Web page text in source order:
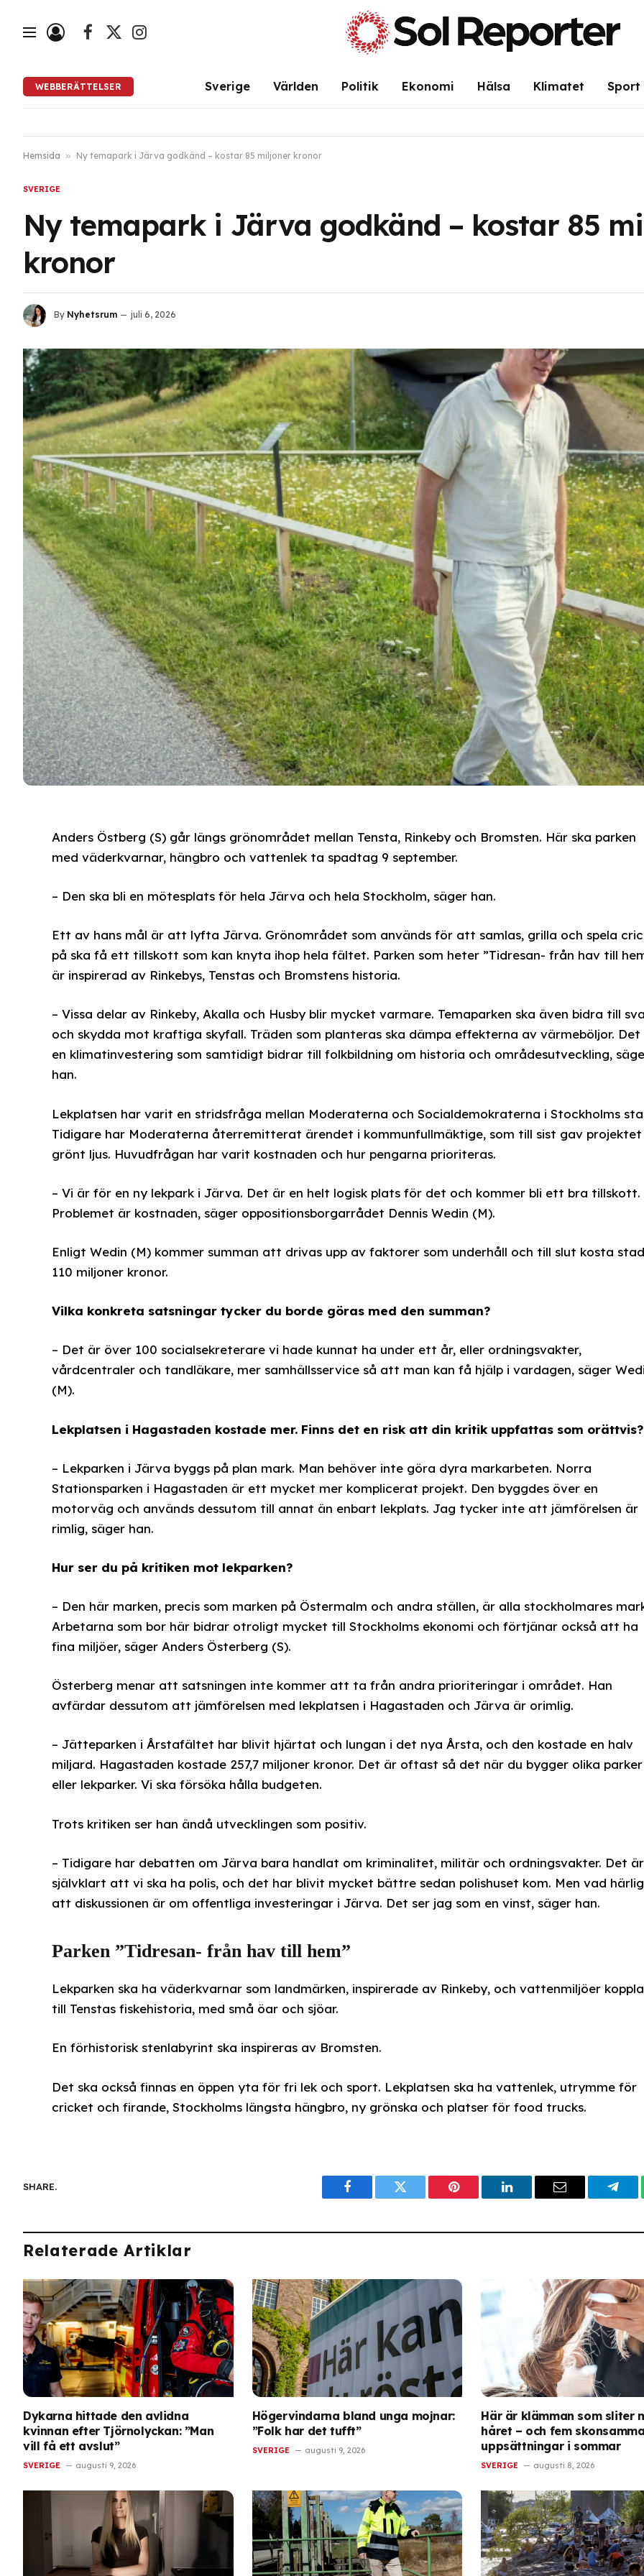
Facebook
X
Instagram
WEBBERÄTTELSER Sverige Världen Politik Ekonomi Hälsa Klimatet Sport
Hemsida » Ny temapark i Järva godkänd – kostar 85 miljoner kronor
SVERIGE
Ny temapark i Järva godkänd – kostar 85
kronor
By Nyhetsrum juli 6, 2026
Anders Östberg (S) går längs grönområdet mellan Tensta, Rinkeby och Bromsten. Här ska parken
med väderkvarnar, hängbro och vattenlek ta spadtag 9 september.
– Den ska bli en mötesplats för hela Järva och hela Stockholm, säger han.
Ett av hans mål är att lyfta Järva. Grönområdet som används för att samlas, grilla och spela
på ska få ett tillskott som kan knyta ihop hela fältet. Parken som heter ”Tidresan- från hav till
är inspirerad av Rinkebys, Tenstas och Bromstens historia.
– Vissa delar av Rinkeby, Akalla och Husby blir mycket varmare. Temaparken ska även bidra till
och skydda mot kraftiga skyfall. Träden som planteras ska dämpa effekterna av värmeböljor. Det
en klimatinvestering som samtidigt bidrar till folkbildning om historia och områdesutveckling,
han.
Lekplatsen har varit en stridsfråga mellan Moderaterna och Socialdemokraterna i Stockholms
Tidigare har Moderaterna återremitterat ärendet i kommunfullmäktige, som till sist gav projektet
grönt ljus. Huvudfrågan har varit kostnaden och hur pengarna prioriteras.
– Vi är för en ny lekpark i Järva. Det är en helt logisk plats för det och kommer bli ett bra tillskott.
Problemet är kostnaden, säger oppositionsborgarrådet Dennis Wedin (M).
Enligt Wedin (M) kommer summan att drivas upp av faktorer som underhåll och till slut kosta
110 miljoner kronor.
Vilka konkreta satsningar tycker du borde göras med den summan?
– Det är över 100 socialsekreterare vi hade kunnat ha under ett år, eller ordningsvakter,
vårdcentraler och tandläkare, mer samhällsservice så att man kan få hjälp i vardagen, säger
(M).
Lekplatsen i Hagastaden kostade mer. Finns det en risk att din kritik uppfattas som orättvis?
– Lekparken i Järva byggs på plan mark. Man behöver inte göra dyra markarbeten. Norra
Stationsparken i Hagastaden är ett mycket mer komplicerat projekt. Den byggdes över en
motorväg och används dessutom till annat än enbart lekplats. Jag tycker inte att jämförelsen är
rimlig, säger han.
Hur ser du på kritiken mot lekparken?
– Den här marken, precis som marken på Östermalm och andra ställen, är alla stockholmares
Arbetarna som bor här bidrar otroligt mycket till Stockholms ekonomi och förtjänar också att ha
fina miljöer, säger Anders Österberg (S).
Österberg menar att satsningen inte kommer att ta från andra prioriteringar i området. Han
avfärdar dessutom att jämförelsen med lekplatsen i Hagastaden och Järva är orimlig.
– Jätteparken i Årstafältet har blivit hjärtat och lungan i det nya Årsta, och den kostade en halv
miljard. Hagastaden kostade 257,7 miljoner kronor. Det är oftast så det när du bygger olika parker
eller lekparker. Vi ska försöka hålla budgeten.
Trots kritiken ser han ändå utvecklingen som positiv.
– Tidigare har debatten om Järva bara handlat om kriminalitet, militär och ordningsvakter. Det är
självklart att vi ska ha polis, och det har blivit mycket bättre sedan polishuset kom. Men vad
att diskussionen är om offentliga investeringar i Järva. Det ser jag som en vinst, säger han.
Parken ”Tidresan- från hav till hem”
Lekparken ska ha väderkvarnar som landmärken, inspirerade av Rinkeby, och vattenmiljöer
till Tenstas fiskehistoria, med små öar och sjöar.
En förhistorisk stenlabyrint ska inspireras av Bromsten.
Det ska också finnas en öppen yta för fri lek och sport. Lekplatsen ska ha vattenlek, utrymme för
cricket och firande, Stockholms längsta hängbro, ny grönska och platser för food trucks.
SHARE.
FacebookTwitter PinterestLinkedInEmail
Relaterade Artiklar
Dykarna hittade den avlidna
kvinnan efter Tjörnolyckan: ”Man
vill få ett avslut”
SVERIGE augusti 9, 2026
Högervindarna bland unga mojnar:
”Folk har det tufft”
SVERIGE augusti 9, 2026
Här är klämman som sliter
håret – och fem
uppsättningar i sommar
SVERIGE augusti 8, 2026